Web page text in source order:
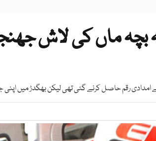
سانحہ 10 سالہ بچہ ماں کی
امدادی رقم حاصل کرنے گئی تھی لیکن بھگدڑ میں اپنی